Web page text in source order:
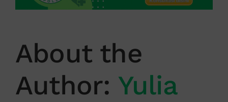
About the
Author: Yulia